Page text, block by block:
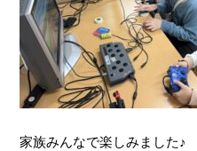
家族みんなで楽しみました♪